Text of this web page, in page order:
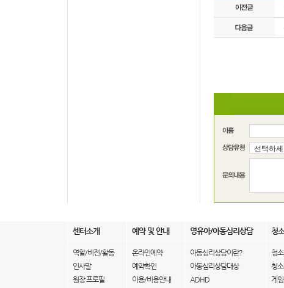
센터소개 예약 및 안내 영유아/아동심리상담 청
역할/비전/활동
인사말
원장 프로필
온라인예약
예약확인
이용/비용안내
아동심리상담이란?
아동심리상담대상
ADHD
청
청
게